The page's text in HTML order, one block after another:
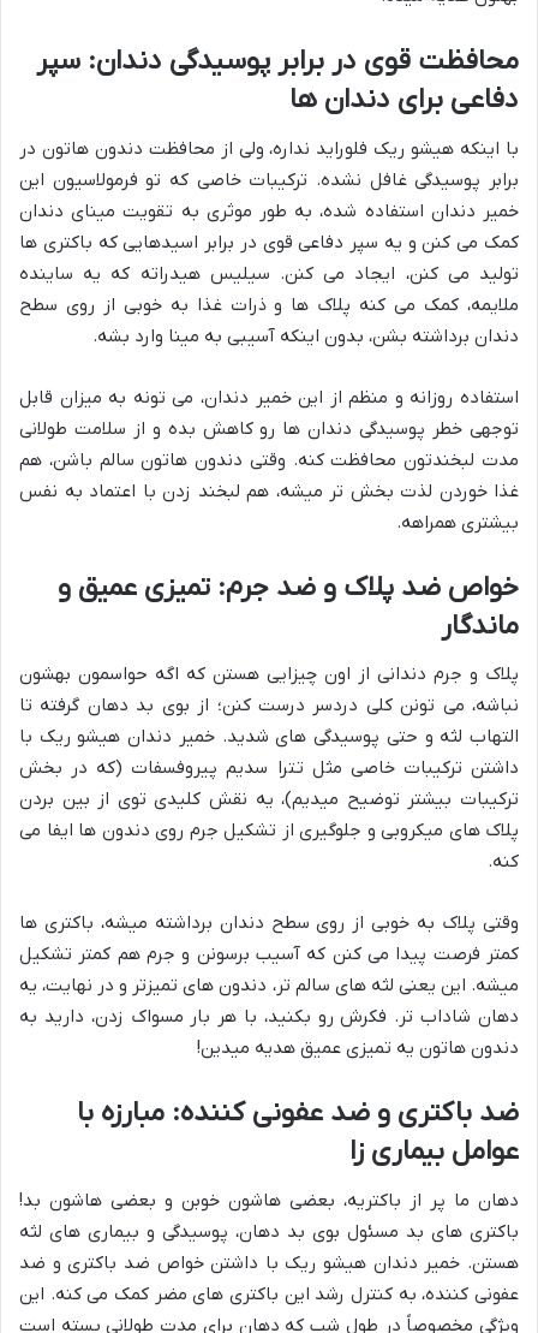
محافظت قوی در برابر پوسیدگی دندان: سپر
دفاعی برای دندان ها
با اینکه هیشو ریک فلوراید نداره، ولی از محافظت دندون هاتون در
برابر پوسیدگی غافل نشده. ترکیبات خاصی که تو فرمولاسیون این
خمیر دندان استفاده شده، به طور موثری به تقویت مینای دندان
کمک می کنن و یه سپر دفاعی قوی در برابر اسیدهایی که باکتری ها
تولید می کنن، ایجاد می کنن. سیلیس هیدراته که یه ساینده
ملایمه، کمک می کنه پلاک ها و ذرات غذا به خوبی از روی سطح
دندان برداشته بشن، بدون اینکه آسیبی به مینا وارد بشه.
استفاده روزانه و منظم از این خمیر دندان، می تونه به میزان قابل
توجهی خطر پوسیدگی دندان ها رو کاهش بده و از سلامت طولانی
مدت لبخندتون محافظت کنه. وقتی دندون هاتون سالم باشن، هم
غذا خوردن لذت بخش تر میشه، هم لبخند زدن با اعتماد به نفس
بیشتری همراهه.
خواص ضد پلاک و ضد جرم: تمیزی عمیق و
ماندگار
پلاک و جرم دندانی از اون چیزایی هستن که اگه حواسمون بهشون
نباشه، می تونن کلی دردسر درست کنن؛ از بوی بد دهان گرفته تا
التهاب لثه و حتی پوسیدگی های شدید. خمیر دندان هیشو ریک با
داشتن ترکیبات خاصی مثل تترا سدیم پیروفسفات (که در بخش
ترکیبات بیشتر توضیح میدیم)، یه نقش کلیدی توی از بین بردن
پلاک های میکروبی و جلوگیری از تشکیل جرم روی دندون ها ایفا می
کنه.
وقتی پلاک به خوبی از روی سطح دندان برداشته میشه، باکتری ها
کمتر فرصت پیدا می کنن که آسیب برسونن و جرم هم کمتر تشکیل
میشه. این یعنی لثه های سالم تر، دندون های تمیزتر و در نهایت، یه
دهان شاداب تر. فکرش رو بکنید، با هر بار مسواک زدن، دارید به
دندون هاتون یه تمیزی عمیق هدیه میدین!
ضد باکتری و ضد عفونی کننده: مبارزه با
عوامل بیماری زا
دهان ما پر از باکتریه، بعضی هاشون خوبن و بعضی هاشون بد!
باکتری های بد مسئول بوی بد دهان، پوسیدگی و بیماری های لثه
هستن. خمیر دندان هیشو ریک با داشتن خواص ضد باکتری و ضد
عفونی کننده، به کنترل رشد این باکتری های مضر کمک می کنه. این
ویژگی مخصوصاً در طول شب که دهان برای مدت طولانی بسته است